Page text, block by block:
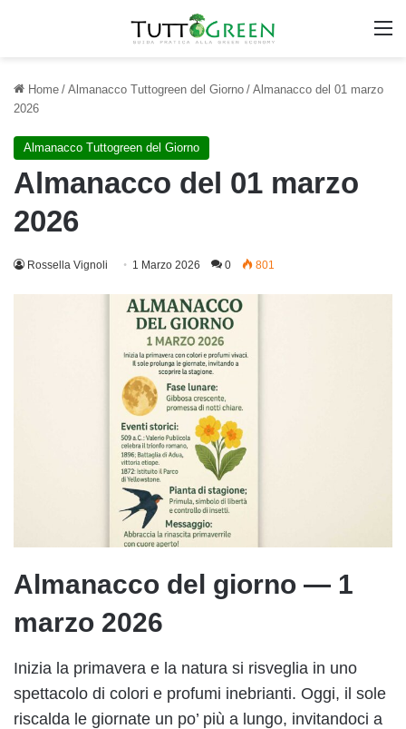
Home / Almanacco Tuttogreen del Giorno / Almanacco del 01 marzo
2026
Almanacco Tuttogreen del Giorno
Almanacco del 01 marzo
2026
Rossella Vignoli 1 Marzo 2026 0 801
Almanacco del giorno — 1
marzo 2026
Inizia la primavera e la natura si risveglia in uno
spettacolo di colori e profumi inebrianti. Oggi, il sole
riscalda le giornate un po’ più a lungo, invitandoci a